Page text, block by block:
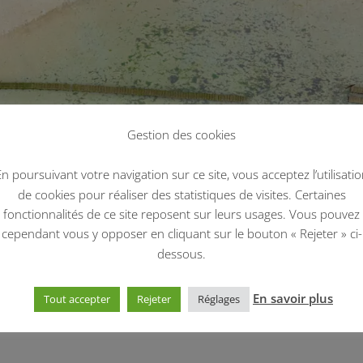
Gestion des cookies
poursuivant votre navigation sur ce site, vous acceptez
de cookies pour réaliser des statistiques de visites. Certaines
fonctionnalités de ce site reposent sur leurs usages. Vous pouvez
cependant vous y opposer en cliquant sur le bouton « Rejeter » ci-
dessous.
Tout accepter Rejeter Réglages En savoir plus